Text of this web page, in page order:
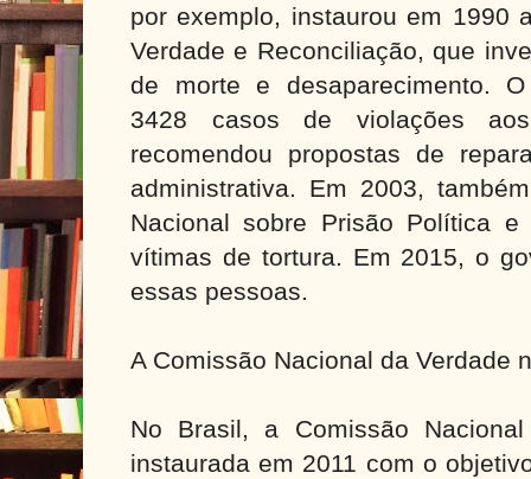
por exemplo, instaurou em 1990
Verdade e Reconciliação, que
de morte e desaparecimento.
3428 casos de violações
recomendou propostas de
administrativa. Em 2003,
Nacional sobre Prisão Política e
vítimas de tortura. Em 2015, o
essas pessoas.
A Comissão Nacional da Verdade
No Brasil, a Comissão
instaurada em 2011 com o